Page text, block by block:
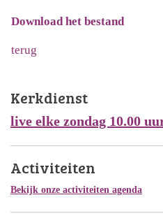
Download het bestand
terug
Kerkdienst
live elke zondag 10.00
Activiteiten
Bekijk onze activiteiten agenda